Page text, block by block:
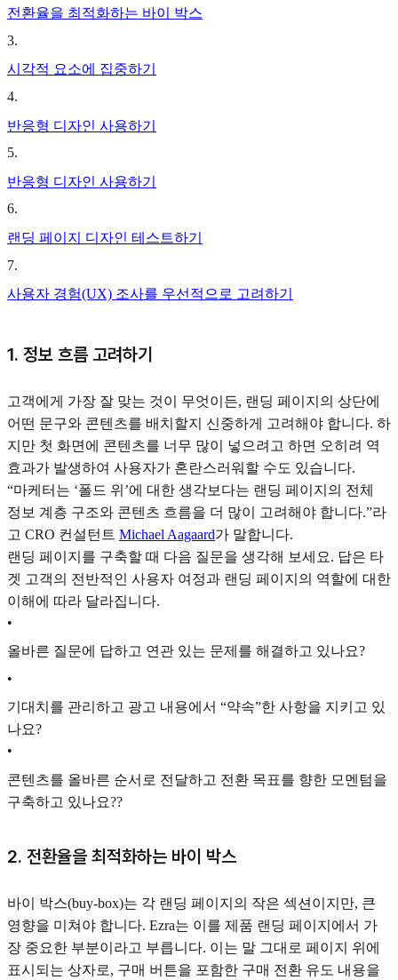
전환율을 최적화하는 바이 박스
3.
시각적 요소에 집중하기
4.
반응형 디자인 사용하기
5.
반응형 디자인 사용하기
6.
랜딩 페이지 디자인 테스트하기
7.
사용자 경험(UX) 조사를 우선적으로 고려하기
1. 정보 흐름 고려하기
고객에게 가장 잘 맞는 것이 무엇이든, 랜딩 페이지의 상단에
어떤 문구와 콘텐츠를 배치할지 신중하게 고려해야 합니다. 하
지만 첫 화면에 콘텐츠를 너무 많이 넣으려고 하면 오히려 역
효과가 발생하여 사용자가 혼란스러워할 수도 있습니다.
“마케터는 ‘폴드 위’에 대한 생각보다는 랜딩 페이지의 전체
정보 계층 구조와 콘텐츠 흐름을 더 많이 고려해야 합니다.”라
고 CRO 컨설턴트 Michael Aagaard가 말합니다.
랜딩 페이지를 구축할 때 다음 질문을 생각해 보세요. 답은 타
겟 고객의 전반적인 사용자 여정과 랜딩 페이지의 역할에 대한
이해에 따라 달라집니다.
•
올바른 질문에 답하고 연관 있는 문제를 해결하고 있나요?
•
기대치를 관리하고 광고 내용에서 “약속”한 사항을 지키고 있
나요?
•
콘텐츠를 올바른 순서로 전달하고 전환 목표를 향한 모멘텀을
구축하고 있나요??
2. 전환율을 최적화하는 바이 박스
바이 박스(buy-box)는 각 랜딩 페이지의 작은 섹션이지만, 큰
영향을 미쳐야 합니다. Ezra는 이를 제품 랜딩 페이지에서 가
장 중요한 부분이라고 부릅니다. 이는 말 그대로 페이지 위에
표시되는 상자로, 구매 버튼을 포함한 구매 전환 유도 내용을